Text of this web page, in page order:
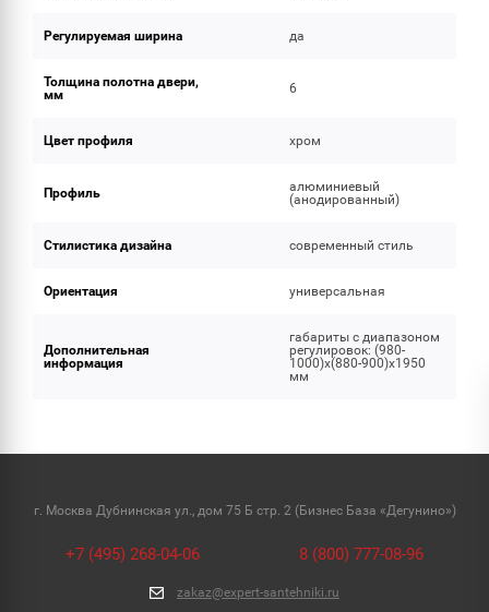
Регулируемая ширина да
Толщина полотна двери,
мм
6
Цвет профиля хром
Профиль
алюминиевый
(анодированный)
Стилистика дизайна современный стиль
Ориентация универсальная
Дополнительная
информация
габариты с диапазоном
регулировок: (980-
1000)x(880-900)x1950
мм
г. Москва Дубнинская ул., дом 75 Б стр. 2 (Бизнес База «Дегунино»)
+7 (495) 268-04-06 8 (800) 777-08-96
zakaz@expert-santehniki.ru